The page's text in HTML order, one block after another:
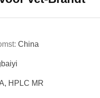
China
HPLC MR